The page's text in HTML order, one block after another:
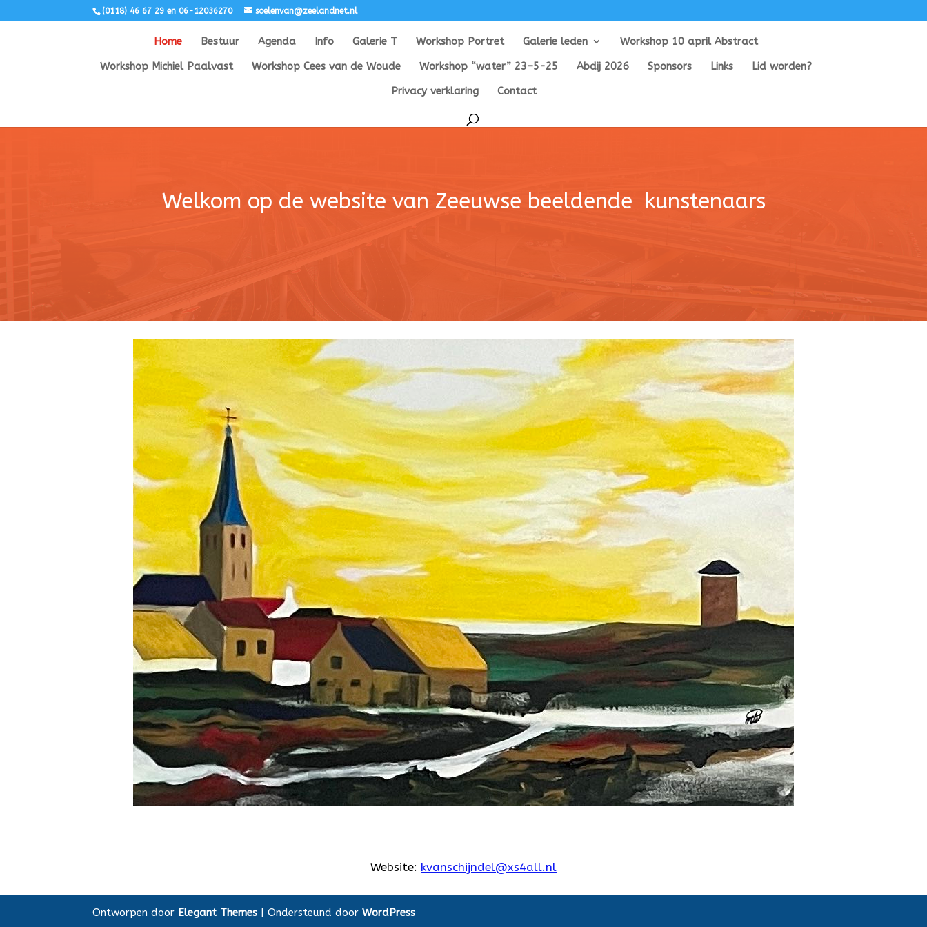
‭(0118) 46 67 29 en 06-12036270 soelenvan@zeelandnet.nl
Home Bestuur Agenda Info Galerie T Workshop Portret Galerie leden
Workshop 10 april Abstract
Workshop Michiel Paalvast
Workshop Cees van de Woude Workshop “water” 23–5-25 Abdij 2026 Sponsors Links
Lid worden?
Privacy verklaring
Contact
Welkom op de website van Zeeuwse beeldende kunstenaars
Website: kvanschijndel@xs4all.nl
Ontworpen door Elegant Themes | Ondersteund doorWordPress